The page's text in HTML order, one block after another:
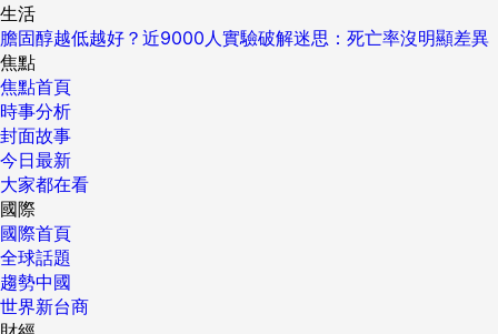
生活
膽固醇越低越好？近9000人實驗破解迷思：死亡率沒明顯差異
焦點
焦點首頁
時事分析
封面故事
今日最新
大家都在看
國際
國際首頁
全球話題
趨勢中國
世界新台商